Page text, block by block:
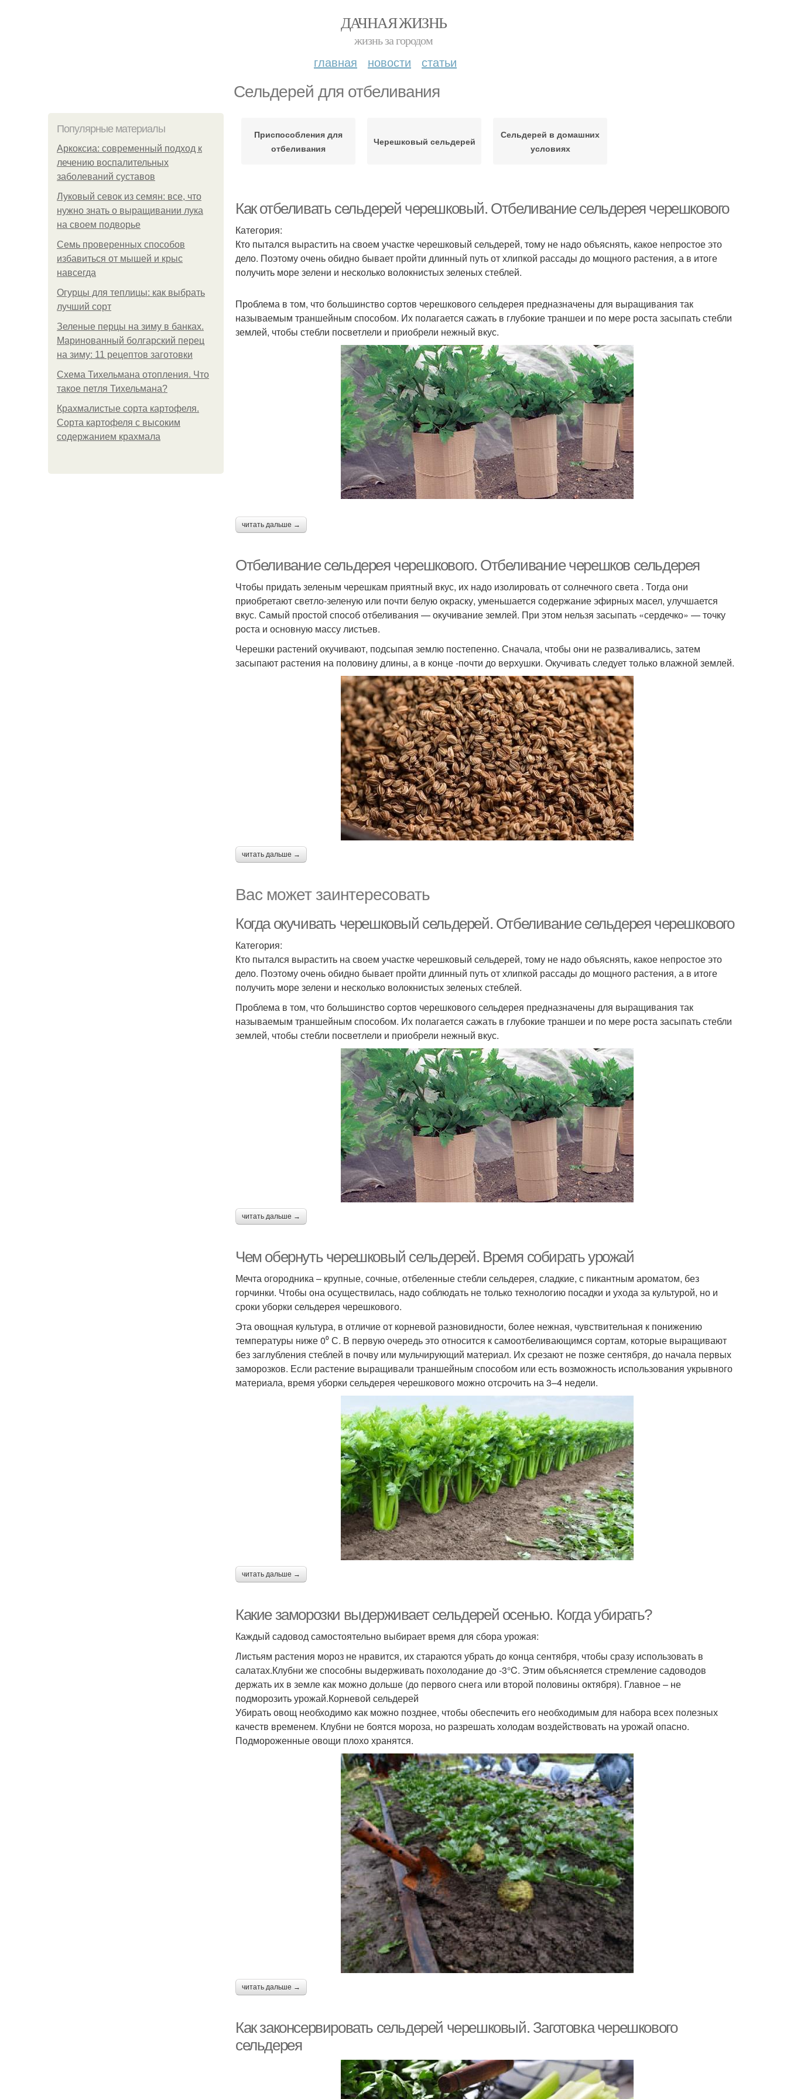
ДАЧНАЯ ЖИЗНЬ
жизнь за городом
главная новости статьи
Сельдерей для отбеливания
Популярные материалы
Аркоксиа: современный подход к
лечению воспалительных
заболеваний суставов
Луковый севок из семян: все, что
нужно знать о выращивании лука
на своем подворье
Семь проверенных способов
избавиться от мышей и крыс
навсегда
Огурцы для теплицы: как выбрать
лучший сорт
Зеленые перцы на зиму в банках.
Маринованный болгарский перец
на зиму: 11 рецептов заготовки
Схема Тихельмана отопления. Что
такое петля Тихельмана?
Крахмалистые сорта картофеля.
Сорта картофеля с высоким
содержанием крахмала
Приспособления для
отбеливания
Черешковый сельдерей
Сельдерей в домашних
условиях
Как отбеливать сельдерей черешковый. Отбеливание сельдерея черешкового
Категория:
Кто пытался вырастить на своем участке черешковый сельдерей, тому не надо объяснять, какое непростое это
дело. Поэтому очень обидно бывает пройти длинный путь от хлипкой рассады до мощного растения, а в итоге
получить море зелени и несколько волокнистых зеленых стеблей.
Проблема в том, что большинство сортов черешкового сельдерея предназначены для выращивания так
называемым траншейным способом. Их полагается сажать в глубокие траншеи и по мере роста засыпать стебли
землей, чтобы стебли посветлели и приобрели нежный вкус.
читать дальше →
Отбеливание сельдерея черешкового. Отбеливание черешков сельдерея
Чтобы придать зеленым черешкам приятный вкус, их надо изолировать от солнечного света . Тогда они
приобретают светло-зеленую или почти белую окраску, уменьшается содержание эфирных масел, улучшается
вкус. Самый простой способ отбеливания — окучивание землей. При этом нельзя засыпать «сердечко» — точку
роста и основную массу листьев.
Черешки растений окучивают, подсыпая землю постепенно. Сначала, чтобы они не разваливались, затем
засыпают растения на половину длины, а в конце -почти до верхушки. Окучивать следует только влажной землей.
читать дальше →
Вас может заинтересовать
Когда окучивать черешковый сельдерей. Отбеливание сельдерея черешкового
Категория:
Кто пытался вырастить на своем участке черешковый сельдерей, тому не надо объяснять, какое непростое это
дело. Поэтому очень обидно бывает пройти длинный путь от хлипкой рассады до мощного растения, а в итоге
получить море зелени и несколько волокнистых зеленых стеблей.
Проблема в том, что большинство сортов черешкового сельдерея предназначены для выращивания так
называемым траншейным способом. Их полагается сажать в глубокие траншеи и по мере роста засыпать стебли
землей, чтобы стебли посветлели и приобрели нежный вкус.
читать дальше →
Чем обернуть черешковый сельдерей. Время собирать урожай
Мечта огородника – крупные, сочные, отбеленные стебли сельдерея, сладкие, с пикантным ароматом, без
горчинки. Чтобы она осуществилась, надо соблюдать не только технологию посадки и ухода за культурой, но и
сроки уборки сельдерея черешкового.
Эта овощная культура, в отличие от корневой разновидности, более нежная, чувствительная к понижению
температуры ниже 0⁰ С. В первую очередь это относится к самоотбеливающимся сортам, которые выращивают
без заглубления стеблей в почву или мульчирующий материал. Их срезают не позже сентября, до начала первых
заморозков. Если растение выращивали траншейным способом или есть возможность использования укрывного
материала, время уборки сельдерея черешкового можно отсрочить на 3–4 недели.
читать дальше →
Какие заморозки выдерживает сельдерей осенью. Когда убирать?
Каждый садовод самостоятельно выбирает время для сбора урожая:
Листьям растения мороз не нравится, их стараются убрать до конца сентября, чтобы сразу использовать в
салатах.Клубни же способны выдерживать похолодание до -3°C. Этим объясняется стремление садоводов
держать их в земле как можно дольше (до первого снега или второй половины октября). Главное – не
подморозить урожай.Корневой сельдерей
Убирать овощ необходимо как можно позднее, чтобы обеспечить его необходимым для набора всех полезных
качеств временем. Клубни не боятся мороза, но разрешать холодам воздействовать на урожай опасно.
Подмороженные овощи плохо хранятся.
читать дальше →
Как законсервировать сельдерей черешковый. Заготовка черешкового
сельдерея